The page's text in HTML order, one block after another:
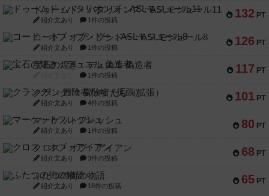
132 PT
ドゥームド・バタリオンズ：ASLモジュール11
紹介文あり 1件の投稿
126 PT
コード・オブ・ブシドー：ASLモジュール8
紹介文あり 1件の投稿
117 PT
宝石の煌き：デュエル 偽造者
1件の投稿
101 PT
クランク! ：冒険者たち（拡張）
紹介文あり 4件の投稿
80 PT
マーケットフレッシュ
紹介文あり 1件の投稿
68 PT
クロス・オブ・アイアン
紹介文あり 3件の投稿
65 PT
ふたつの街の物語
紹介文あり 18件の投稿